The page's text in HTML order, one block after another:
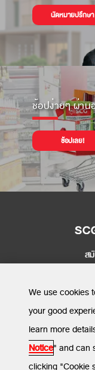
นัดหมายปรึกษา
ช้อปง่ายๆ ผ่าน
ช้อปเลย!
ส
MENU
We use cookies
your good
learn more
Notice" and can
clicking "Cookie